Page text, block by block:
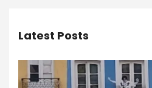
Latest Posts